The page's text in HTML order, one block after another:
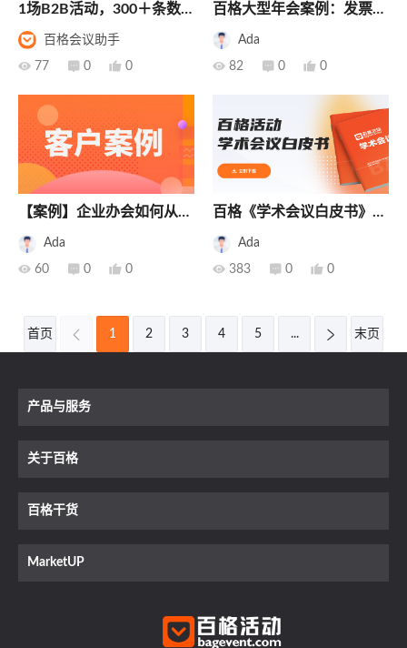
1场B2B活动，300＋条数
据？进来学会高效处理
百格会议助手
 77  0  0
百格大型年会案例：发票管
理、现场采集原来是这么做
的！（记录上万参会者的知
识产权年会实战技巧）
Ada
 82  0  0
【案例】企业办会如何从注
册报名表单就“卷”起来呢？
（SBCC2023案例剖析）
Ada
 60  0  0
百格《学术会议白皮书》重
磅推出！耗时6个月，访问
数位学术会议专家，历经百
次迭代，匠心制作致力于让
Ada
 383  0  0
首页  1 2 3 4 5 ...  末页
产品与服务
关于百格
百格干货
MarketUP